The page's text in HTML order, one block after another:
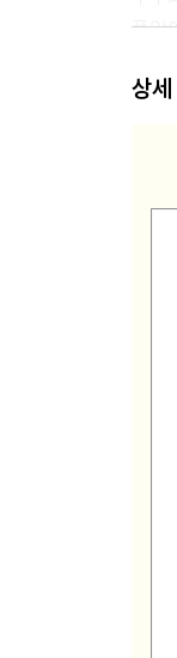
품앗
Part
오
아
대
가
널
어
바
Part
만
아
제
상